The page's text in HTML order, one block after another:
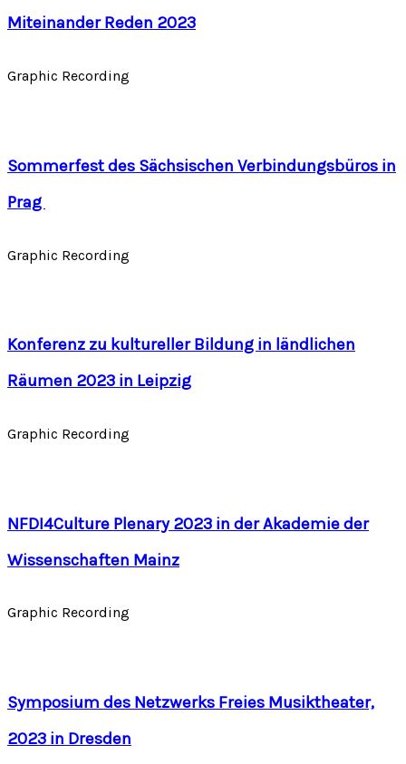
Miteinander Reden 2023
Graphic Recording
Sommerfest des Sächsischen Verbindungsbüros in
Prag
Graphic Recording
Konferenz zu kultureller Bildung in ländlichen
Räumen 2023 in Leipzig
Graphic Recording
NFDI4Culture Plenary 2023 in der Akademie der
Wissenschaften Mainz
Graphic Recording
Symposium des Netzwerks Freies Musiktheater,
2023 in Dresden